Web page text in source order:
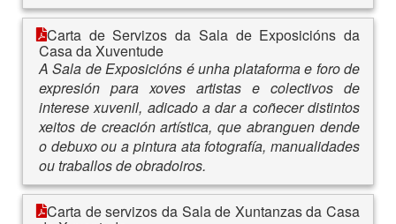
Carta de Servizos da Sala de Exposicións da
Casa da Xuventude
A Sala de Exposicións é unha plataforma e foro de
expresión para xoves artistas e colectivos de
interese xuvenil, adicado a dar a coñecer distintos
xeitos de creación artística, que abranguen dende
o debuxo ou a pintura ata fotografía, manualidades
ou traballos de obradoiros.
Carta de servizos da Sala de Xuntanzas da Casa